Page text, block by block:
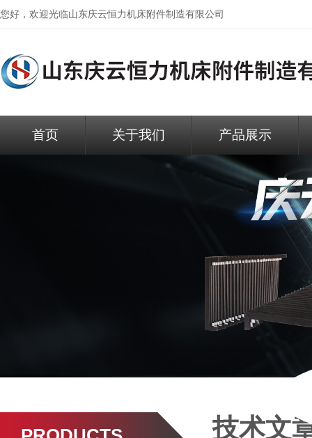
您好，欢迎光临山东庆云恒力机床附件制造有限公司
首页 关于我们 产品展示
技术文